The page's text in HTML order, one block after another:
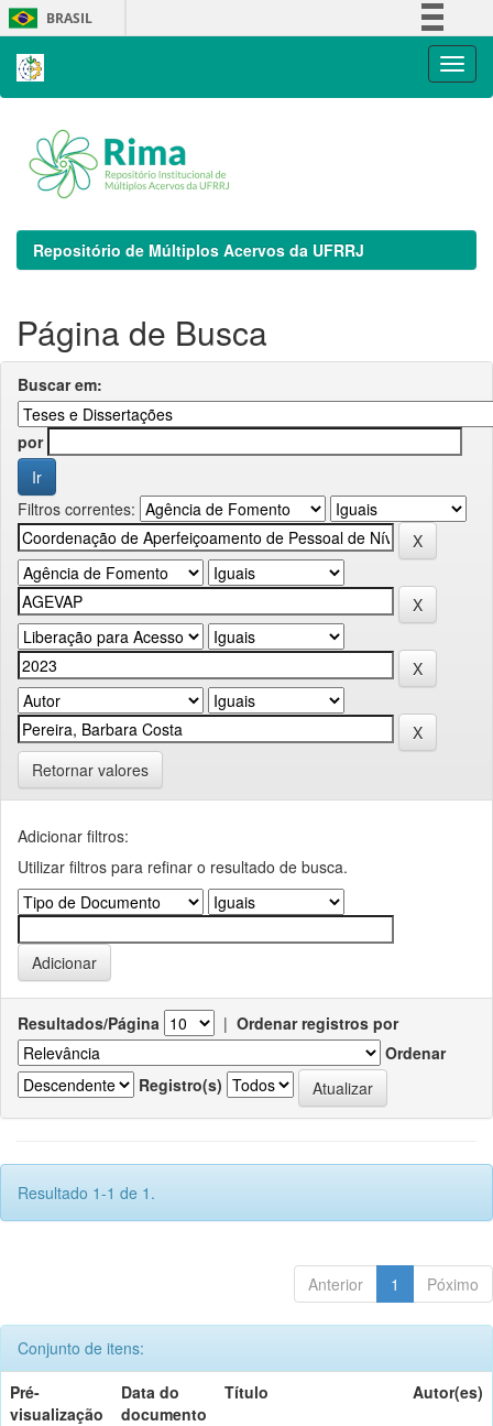
Skip
navigation
BRASIL
Repositório de Múltiplos Acervos da UFRRJ
Página de Busca
Buscar em:
por
Filtros correntes:
Retornar valores
Adicionar filtros:
Utilizar filtros para refinar o resultado de busca.
Resultados/Página | Ordenar registros por
Ordenar
Registro(s)
Resultado 1-1 de 1.
Anterior 1 Póximo
Conjunto de itens:
Pré-
visualização
Data do
documento
Título Autor(es)